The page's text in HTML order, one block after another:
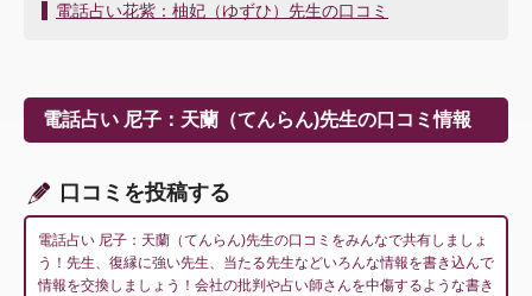
稿
ー
シ
ン
電話占い花紫：柚妃（ゆずひ）先生の口コミ
電話占い 尼子：天蘭（てんらん)先生の口コミ情報
口コミを投稿する
電話占い 尼子：天蘭（てんらん)先生の口コミをみんなで共有しましょ
う！先生、復縁に強い先生、当たる先生などいろんな情報を書き込んで
情報を交換しましょう！会社の批判や占い師さんを中傷するような書き